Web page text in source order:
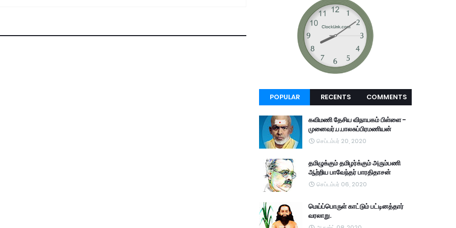
POPULAR RECENTS COMMENTS
கவிமணி தேசிய விநாயகம் பிள்ளை -
முனைவர்.ப.பாலசுப்பிரமணியன்
செப்டம்பர் 20, 2020
தமிழுக்கும் தமிழர்க்கும் அரும்பணி
ஆற்றிய பாவேந்தர் பாரதிதாசன்
செப்டம்பர் 06, 2020
மெய்ப்பொருள் காட்டும் பட்டினத்தார்
வரலாறு.